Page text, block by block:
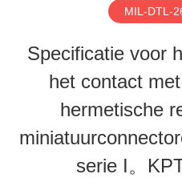
NIEUWS
MIL-DTL-
Specificatie voor
het contact
hermetische
serie I。